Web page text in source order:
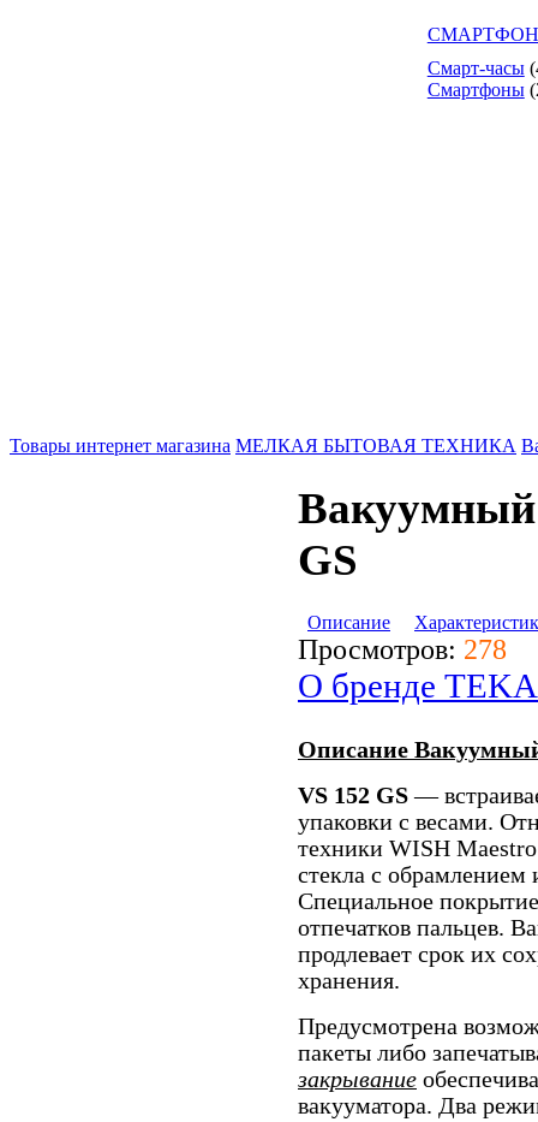
Смарт-часы
Смартфоны
Товары интернет магазина МЕЛКАЯ БЫТОВАЯ ТЕХНИКА
GS
Описание
Просмотров: 278
О бренде TEKA
Описание
VS 152 GS—
упаковки с весами.
техники WISH
стекла с
Специальное
отпечатков пальцев.
продлевает срок их
хранения.
Предусмотрена
пакеты либо
закрывание
вакууматора. Два